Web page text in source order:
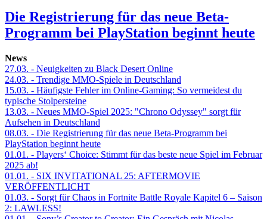
Die Registrierung für das neue Beta-
Programm bei PlayStation beginnt heute
News
27.03. - Neuigkeiten zu Black Desert Online
24.03. - Trendige MMO-Spiele in Deutschland
15.03. - Häufigste Fehler im Online-Gaming: So vermeidest du
typische Stolpersteine
13.03. - Neues MMO-Spiel 2025: "Chrono Odyssey" sorgt für
Aufsehen in Deutschland
08.03. - Die Registrierung für das neue Beta-Programm bei
PlayStation beginnt heute
01.01. - Players‘ Choice: Stimmt für das beste neue Spiel im Februar
2025 ab!
01.01. - SIX INVITATIONAL 25: AFTERMOVIE
VERÖFFENTLICHT
01.03. - Sorgt für Chaos in Fortnite Battle Royale Kapitel 6 – Saison
2: LAWLESS!